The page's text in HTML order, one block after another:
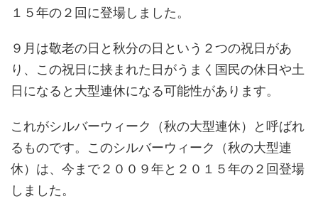
１５年の２回に登場しました。
９月は敬老の日と秋分の日という２つの祝日があ
り、この祝日に挟まれた日がうまく国民の休日や土
日になると大型連休になる可能性があります。
これがシルバーウィーク（秋の大型連休）と呼ばれ
るものです。このシルバーウィーク（秋の大型連
休）は、今まで２００９年と２０１５年の２回登場
しました。